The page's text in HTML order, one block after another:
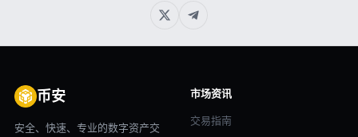
币安
安全、快速、专业的数字资产交
市场资讯
交易指南